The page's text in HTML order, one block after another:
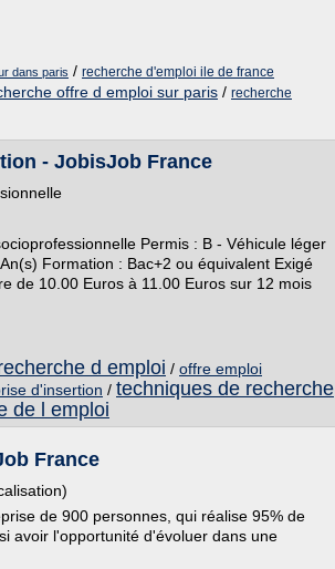
dans paris / recherche d'emploi ile de france
offre d emploi sur paris / recherche
- JobisJob France
Permis : B - Véhicule léger
Formation : Bac+2 ou équivalent Exigé
de 10.00 Euros à 11.00 Euros sur 12 mois
d emploi / offre emploi
d'insertion / techniques de recherche
de l emploi
France
de 900 personnes, qui réalise 95% de
avoir l'opportunité d'évoluer dans une